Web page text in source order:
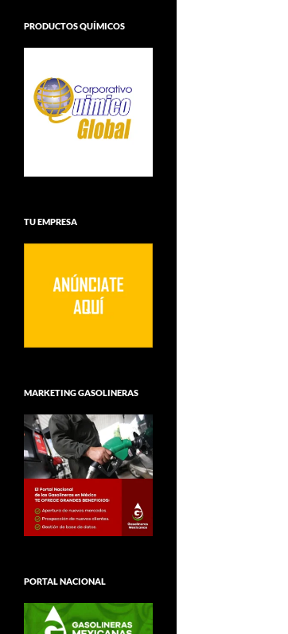
PRODUCTOS QUÍMICOS
TU EMPRESA
MARKETING GASOLINERAS
PORTAL NACIONAL